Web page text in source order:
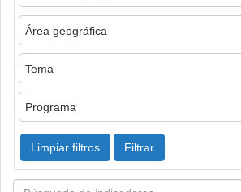
Área geográfica
Tema
Programa
Limpiar filtros Filtrar